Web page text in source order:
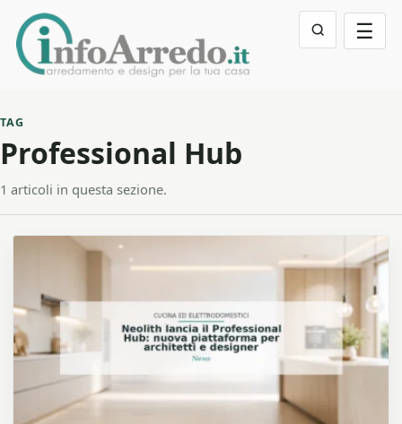
☰
TAG
Professional Hub
1 articoli in questa sezione.